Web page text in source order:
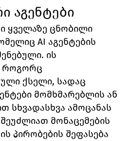
აგენტები
ყველაზე ცნობილი
AI აგენტების
ის
როგორც
ქსელი, სადაც
მომხმარებლის ან
სხვადასხვა ამოცანას
მონაცემების
პირობების შეფასება